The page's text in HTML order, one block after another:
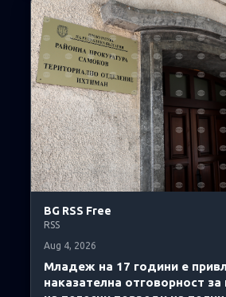
BG RSS Free
RSS
Aug 4, 2026
Младеж на 17 години е
наказателна отговорност за